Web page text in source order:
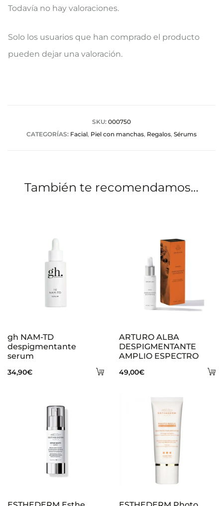
V
a
Todavía no hay valoraciones.
Solo los usuarios que han comprado el producto
pueden dejar una valoración.
SKU: 000750
CATEGORÍAS: Facial, Piel con manchas, Regalos, Sérums
También te recomendamos…
Añadir
gh NAM-TD
despigmentante
serum
34,90€
ARTURO ALBA
DESPIGMENTANTE
AMPLIO ESPECTRO
49,00€